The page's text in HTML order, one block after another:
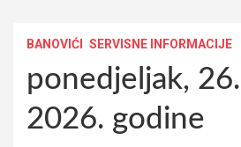
BANOVIĆI SERVISNE INFORMACIJE
ponedjeljak,
2026. godine